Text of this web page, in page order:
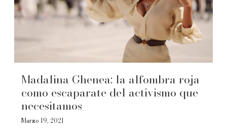
Madalina Ghenea: la alfombra roja
como escaparate del activismo que
necesitamos
Marzo 19, 2021